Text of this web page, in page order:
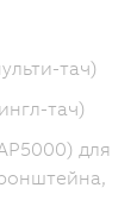
тач)
тач)
для